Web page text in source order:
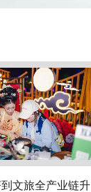
文旅全产业链升